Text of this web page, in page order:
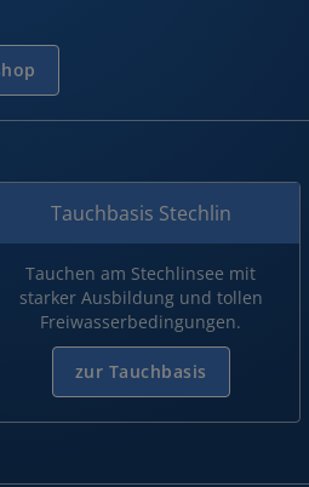
Tauchbasis Stechlin
Tauchen am Stechlinsee mit
starker Ausbildung und tollen
Freiwasserbedingungen.
zur Tauchbasis